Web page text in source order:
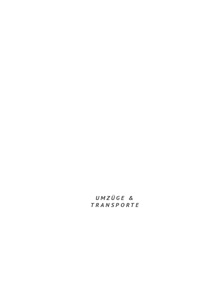
UMZÜGE &
TRANSPORTE